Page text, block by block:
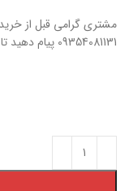
09354081131 پیام دهید تا از موجود بودن کار مطمئن شوید.